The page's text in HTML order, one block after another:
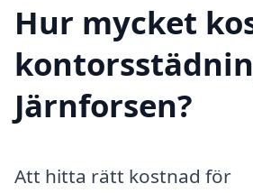
Hur mycket
Järnforsen?
Att hitta rätt kostnad för